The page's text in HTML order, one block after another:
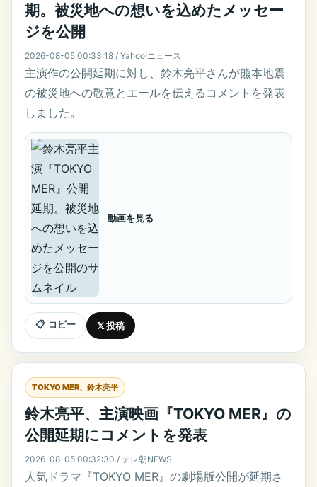
期。被災地への想いを込めたメッセー
ジを公開
2026-08-05 00:33:18 / Yahoo!ニュース
主演作の公開延期に対し、鈴木亮平さんが熊本地震
の被災地への敬意とエールを伝えるコメントを発表
しました。
動画を見る
📋 コピー 𝕏 投稿
TOKYO MER、鈴木亮平
鈴木亮平、主演映画『TOKYO MER』の
公開延期にコメントを発表
2026-08-05 00:32:30 / テレ朝NEWS
人気ドラマ『TOKYO MER』の劇場版公開が延期さ